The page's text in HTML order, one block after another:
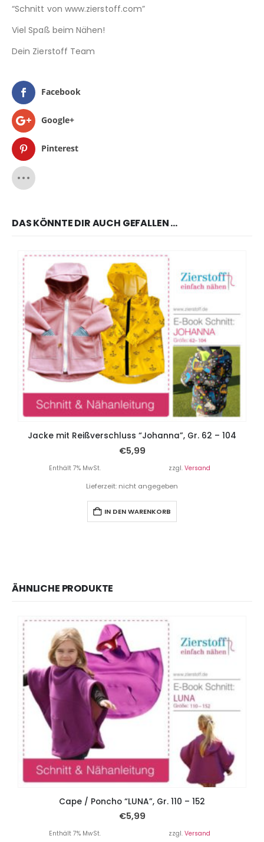
“Schnitt von www.zierstoff.com”
Viel Spaß beim Nähen!
Dein Zierstoff Team
Facebook
Google+
Pinterest
DAS KÖNNTE DIR AUCH GEFALLEN …
Jacke mit Reißverschluss “Johanna”, Gr. 62 – 104
€5,99
Enthält 7% MwSt. zzgl. Versand
Lieferzeit: nicht angegeben
IN DEN WARENKORB
ÄHNLICHE PRODUKTE
Cape / Poncho “LUNA”, Gr. 110 – 152
€5,99
Enthält 7% MwSt. zzgl. Versand